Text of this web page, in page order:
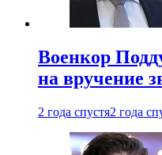
Военкор
на вручение
2 года спустя2 года